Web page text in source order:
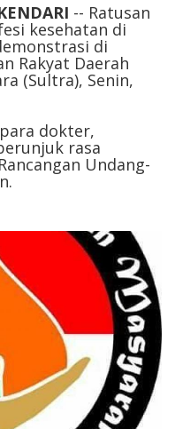
-- Ratusan
kesehatan di
di
Rakyat Daerah
(Sultra), Senin,
dokter,
rasa
Undang-